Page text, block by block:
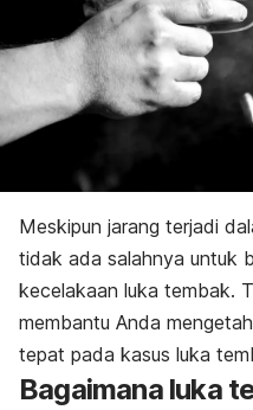
Meskipun jarang terjadi
tidak ada salahnya untuk
kecelakaan luka tembak.
membantu Anda
tepat pada kasus luka
Bagaimana luka